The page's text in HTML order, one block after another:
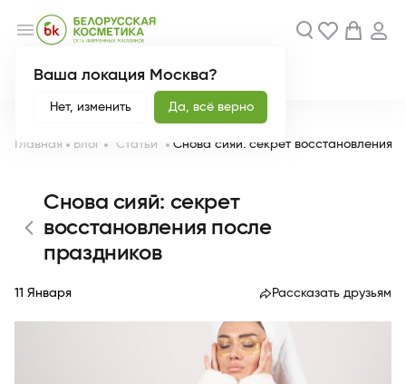
Ваша локация Москва?
Нет, изменить Да, всё верно
menu
Новинки Акции
Главная Блог "Статьи" Снова сияй: секрет восстановления
Снова сияй: секрет
восстановления после
праздников
11 Января Рассказать друзьям